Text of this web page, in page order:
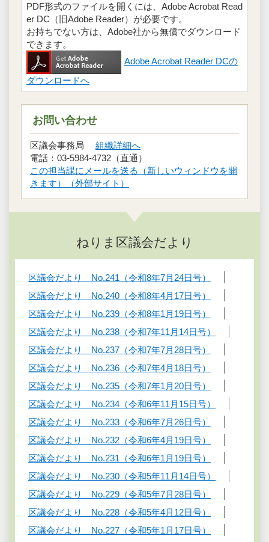
PDF形式のファイルを開くには、Adobe Acrobat Read
er DC（旧Adobe Reader）が必要です。
お持ちでない方は、Adobe社から無償でダウンロード
できます。
Adobe Acrobat Reader DCの
ダウンロードへ
お問い合わせ
区議会事務局 組織詳細へ
電話：03-5984-4732（直通）
この担当課にメールを送る（新しいウィンドウを開
きます）（外部サイト）
ねりま区議会だより
区議会だより No.241（令和8年7月24日号）
区議会だより No.240（令和8年4月17日号）
区議会だより No.239（令和8年1月19日号）
区議会だより No.238（令和7年11月14日号）
区議会だより No.237（令和7年7月28日号）
区議会だより No.236（令和7年4月18日号）
区議会だより No.235（令和7年1月20日号）
区議会だより No.234（令和6年11月15日号）
区議会だより No.233（令和6年7月26日号）
区議会だより No.232（令和6年4月19日号）
区議会だより No.231（令和6年1月19日号）
区議会だより No.230（令和5年11月14日号）
区議会だより No.229（令和5年7月28日号）
区議会だより No.228（令和5年4月12日号）
区議会だより No.227（令和5年1月17日号）